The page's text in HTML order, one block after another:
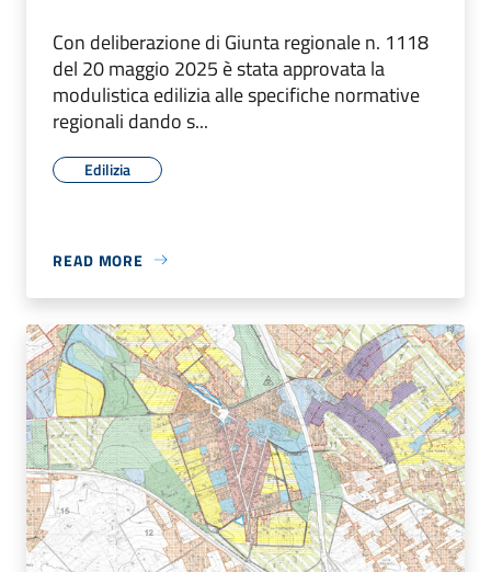
Con deliberazione di Giunta regionale n. 1118
del 20 maggio 2025 è stata approvata la
modulistica edilizia alle specifiche normative
regionali dando s...
Edilizia
READ MORE